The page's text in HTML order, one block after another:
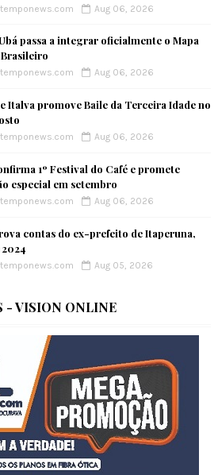
Aug 06, 2026
Ubá passa a integrar oficialmente o Mapa
Aug 06, 2026
Italva promove Baile da Terceira Idade no
Aug 06, 2026
1º Festival do Café e promete
especial em setembro
Aug 06, 2026
contas do ex-prefeito de Itaperuna,
Aug 05, 2026
- VISION ONLINE